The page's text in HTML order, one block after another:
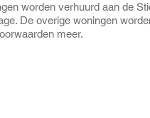
worden verhuurd aan de
De overige woningen
meer.